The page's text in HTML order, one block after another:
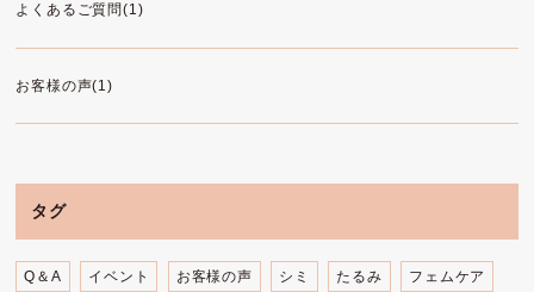
よくあるご質問(1)
お客様の声(1)
タグ
Q＆A イベント お客様の声 シミ たるみ フェムケア